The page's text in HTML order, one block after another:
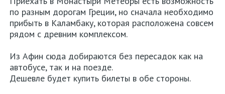
по разным дорогам Греции, но сначала необходимо
прибыть в Каламбаку, которая расположена совсем
рядом с древним комплексом.
Из Афин сюда добираются без пересадок как на
автобусе, так и на поезде.
Дешевле будет купить билеты в обе стороны.